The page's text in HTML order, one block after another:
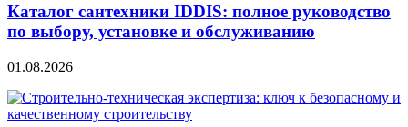
Каталог сантехники IDDIS: полное руководство
по выбору, установке и обслуживанию
01.08.2026